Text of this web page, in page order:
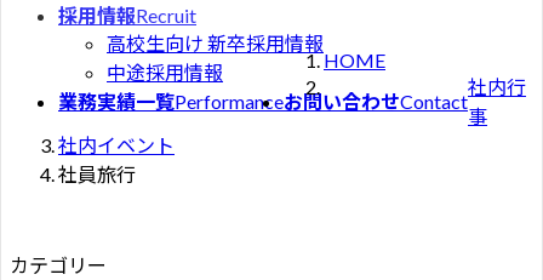
採用情報Recruit
高校生向け 新卒採用情報
中途採用情報
業務実績一覧Performanceお問い合わせContact
HOME
社内行
事
社内イベント
社員旅行
カテゴリー